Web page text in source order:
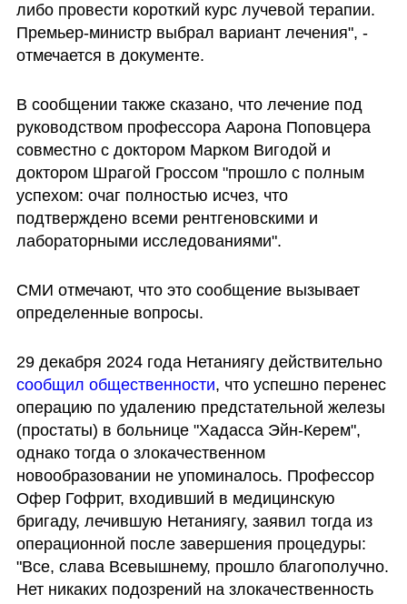
либо провести короткий курс лучевой терапии.
Премьер-министр выбрал вариант лечения", -
отмечается в документе.
В сообщении также сказано, что лечение под
руководством профессора Аарона Поповцера
совместно с доктором Марком Вигодой и
доктором Шрагой Гроссом "прошло с полным
успехом: очаг полностью исчез, что
подтверждено всеми рентгеновскими и
лабораторными исследованиями".
СМИ отмечают, что это сообщение вызывает
определенные вопросы.
29 декабря 2024 года Нетаниягу действительно
сообщил общественности, что успешно перенес
операцию по удалению предстательной железы
(простаты) в больнице "Хадасса Эйн-Керем",
однако тогда о злокачественном
новообразовании не упоминалось. Профессор
Офер Гофрит, входивший в медицинскую
бригаду, лечившую Нетаниягу, заявил тогда из
операционной после завершения процедуры:
"Все, слава Всевышнему, прошло благополучно.
Нет никаких подозрений на злокачественность